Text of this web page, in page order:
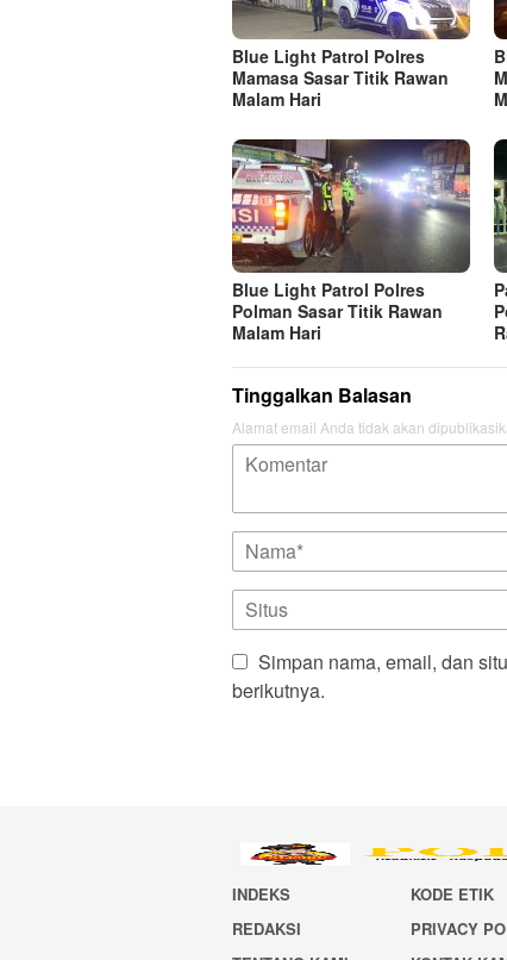
Blue Light Patrol Polres
Mamasa Sasar Titik Rawan
Malam Hari
Blue Light Patrol Polres
Polman Sasar Titik Rawan
Malam Hari
Tinggalkan Balasan
Alamat email Anda tidak akan
Simpan nama, email, dan
berikutnya.
INDEKS KODE ETIK
REDAKSI
PRIVACY